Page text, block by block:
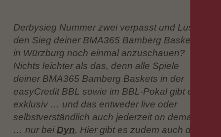
Derbysieg Nummer zwei verpasst und Lust,
den Sieg deiner BMA365 Bamberg Baskets
in Würzburg noch einmal anzuschauen?
Nichts leichter als das, denn alle Spiele
deiner BMA365 Bamberg Baskets in der
easyCredit BBL sowie im BBL-Pokal gibt es
exklusiv … und das entweder live oder
selbstverständlich auch jederzeit on demand
… nur beiDyn. Hier gibt es zudem auch die